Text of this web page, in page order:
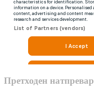
Претходен натпревар